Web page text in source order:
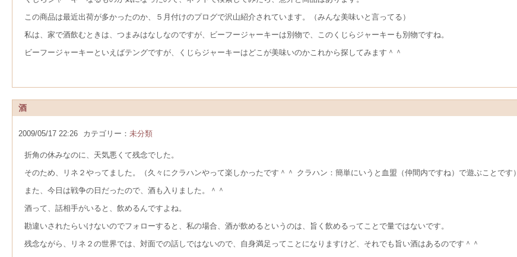
この商品は最近出荷が多かったのか、５月付けのプログで沢山紹介されています。（みんな美味いと言ってる）
私は、家で酒飲むときは、つまみはなしなのですが、ビーフージャーキーは別物で、このくじらジャーキーも別物ですね。
ビーフージャーキーといえばテングですが、くじらジャーキーはどこが美味いのかこれから探してみます＾＾
酒
2009/05/17 22:26 カテゴリー： 未分類
折角の休みなのに、天気悪くて残念でした。
そのため、リネ２やってました。（久々にクラハンやって楽しかったです＾＾ クラハン：簡単にいうと血盟（仲間内ですね）で遊ぶことです）
また、今日は戦争の日だったので、酒も入りました。＾＾
酒って、話相手がいると、飲めるんですよね。
勘違いされたらいけないのでフォローすると、私の場合、酒が飲めるというのは、旨く飲めるってことで量ではないです。
残念ながら、リネ２の世界では、対面での話しではないので、自身満足ってことになりますけど、それでも旨い酒はあるのです＾＾